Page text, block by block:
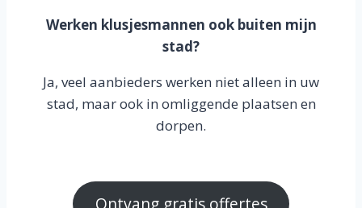
Werken klusjesmannen ook buiten mijn
stad?
Ja, veel aanbieders werken niet alleen in uw
stad, maar ook in omliggende plaatsen en
dorpen.